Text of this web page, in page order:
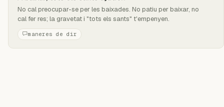
No cal preocupar-se per les baixades. No patiu per baixar, no
cal fer res; la gravetat i "tots els sants" t'empenyen.
maneres de dir